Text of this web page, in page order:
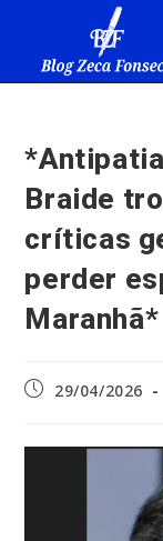
Braide
críticas
perder
Maranhã*
Post29/04/2026